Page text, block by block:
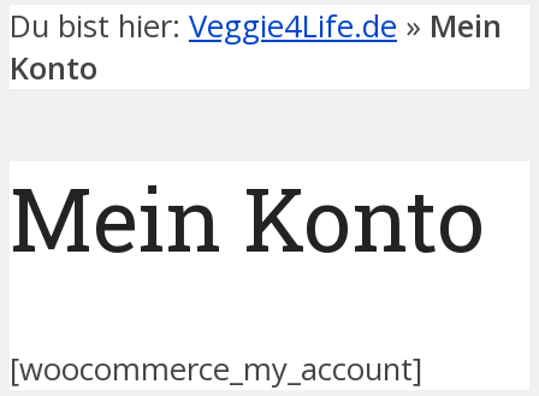
Du bist hier: Veggie4Life.de » Mein
Konto
Mein Konto
[woocommerce_my_account]